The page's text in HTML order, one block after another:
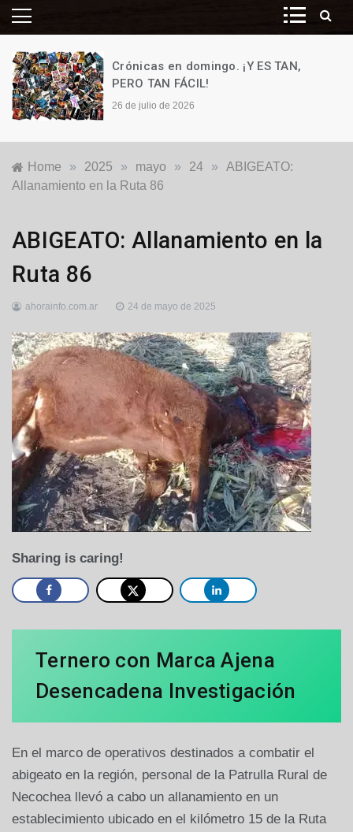
Crónicas en domingo. ¡Y ES TAN,
PERO TAN FÁCIL!
26 de julio de 2026
Home » 2025 » mayo » 24 »
ABIGEATO:
Allanamiento en la Ruta 86
Policiales
y
Judiciales
ABIGEATO: Allanamiento en la
Ruta 86
ahorainfo.com.ar 24 de mayo de 2025
Sharing is caring!
Ternero con Marca Ajena
Desencadena Investigación
En el marco de operativos destinados a combatir el
abigeato en la región, personal de la Patrulla Rural de
Necochea llevó a cabo un allanamiento en un
establecimiento ubicado en el kilómetro 15 de la Ruta